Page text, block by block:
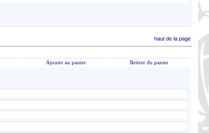
haut de la page
Ajouter au panier Retirer du panier